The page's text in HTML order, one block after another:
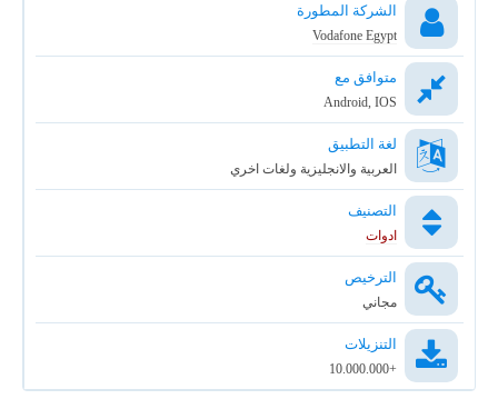
الشركة المطورة
Vodafone Egypt͏
متوافق مع
Android, IOS
لغة التطبيق
العربية والانجليزية ولغات اخري
التصنيف
ادوات
الترخيص
مجاني
التنزيلات
+10.000.000